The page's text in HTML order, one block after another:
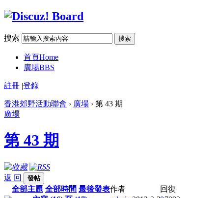
搜索 搜索
首頁Home
廣場BBS
註冊 |登錄
香港郊野活動聯會 › 廣場 › 第 43 期
廣場
第 43 期
返 回 發帖
全部主題 全部時間 最後發表作者
回復